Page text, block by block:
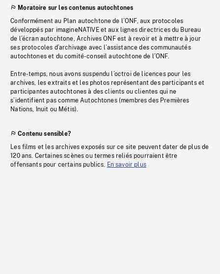
Moratoire sur les contenus autochtones
Conformément au Plan autochtone de l’ONF, aux protocoles
développés par imagineNATIVE et aux lignes directrices du Bureau
de l’écran autochtone, Archives ONF est à revoir et à mettre à jour
ses protocoles d’archivage avec l’assistance des communautés
autochtones et du comité-conseil autochtone de l’ONF.
Entre-temps, nous avons suspendu l’octroi de licences pour les
archives, les extraits et les photos représentant des participants et
participantes autochtones à des clients ou clientes qui ne
s’identifient pas comme Autochtones (membres des Premières
Nations, Inuit ou Métis).
Contenu sensible?
Les films et les archives exposés sur ce site peuvent dater de plus de
120 ans. Certaines scènes ou termes reliés pourraient être
offensants pour certains publics. En savoir plus